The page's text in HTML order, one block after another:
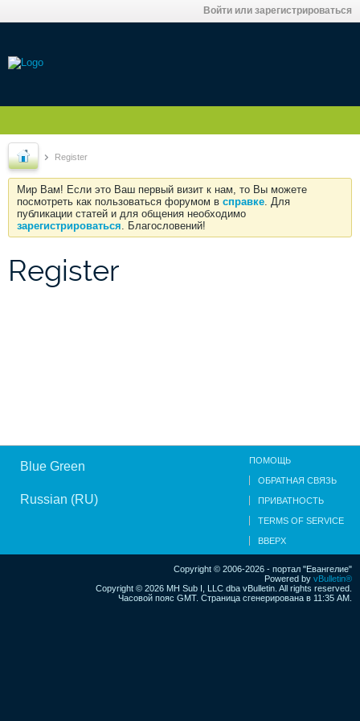
Войти или зарегистрироваться
Register
Мир Вам! Если это Ваш первый визит к нам, то Вы можете
посмотреть как пользоваться форумом в справке. Для
публикации статей и для общения необходимо
зарегистрироваться. Благословений!
Register
Blue Green
Russian (RU)
ПОМОЩЬ
ОБРАТНАЯ СВЯЗЬ
ПРИВАТНОСТЬ
TERMS OF SERVICE
ВВЕРХ
Copyright © 2006-2026 - портал "Евангелие"
Powered by vBulletin®
Copyright © 2026 MH Sub I, LLC dba vBulletin. All rights reserved.
Часовой пояс GMT. Страница сгенерирована в 11:35 AM.